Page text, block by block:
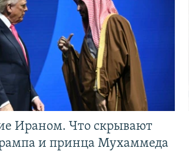
Ираном. Что скрывают
и принца Мухаммеда